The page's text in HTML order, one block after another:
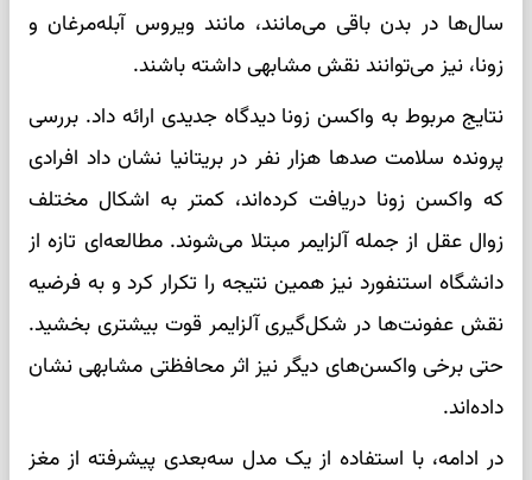
سال‌ها در بدن باقی می‌مانند، مانند ویروس آبله‌مرغان و
زونا، نیز می‌توانند نقش مشابهی داشته باشند.
نتایج مربوط به واکسن زونا دیدگاه جدیدی ارائه داد. بررسی
پرونده سلامت صدها هزار نفر در بریتانیا نشان داد افرادی
که واکسن زونا دریافت کرده‌اند، کمتر به اشکال مختلف
زوال عقل از جمله آلزایمر مبتلا می‌شوند. مطالعه‌ای تازه از
دانشگاه استنفورد نیز همین نتیجه را تکرار کرد و به فرضیه
نقش عفونت‌ها در شکل‌گیری آلزایمر قوت بیشتری بخشید.
حتی برخی واکسن‌های دیگر نیز اثر محافظتی مشابهی نشان
داده‌اند.
در ادامه، با استفاده از یک مدل سه‌بعدی پیشرفته از مغز